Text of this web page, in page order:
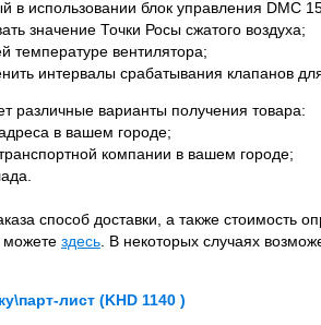
использовании блок управления DMC
значение Точки Росы сжатого воздуха;
вентилятора;
интервалы срабатывания клапанов
различные варианты получения товара:
в вашем городе;
компании в вашем городе;
способ доставки, а также
здесь . В некоторых случаях
лист (KHD 1140 )